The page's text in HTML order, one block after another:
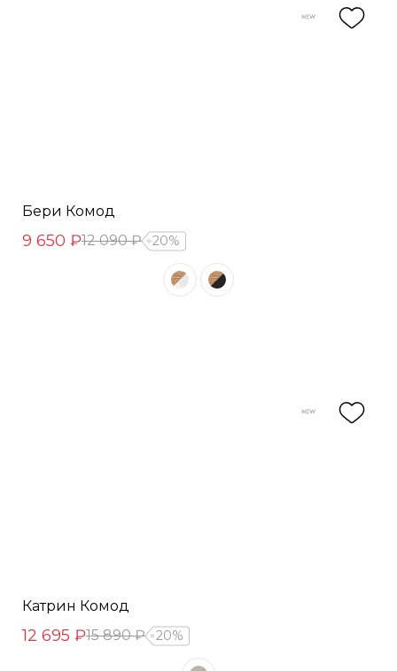
Бери Комод
9 650 ₽12 090 ₽ 20%
Катрин Комод
12 695 ₽15 890 ₽ 20%